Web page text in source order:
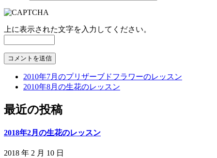
上に表示された文字を入力してください。
2010年7月のプリザーブドフラワーのレッスン
2010年8月の生花のレッスン
最近の投稿
2018年2月の生花のレッスン
2018 年 2 月 10 日